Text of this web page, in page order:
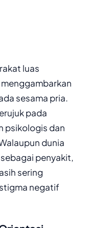
luas
menggambarkan
sesama pria.
pada
psikologis dan
dunia
penyakit,
sering
negatif